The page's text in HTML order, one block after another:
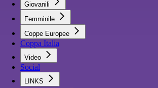
Giovanili
Femminile
Coppe Europee
Coppa Italia
Video
Social
LINKS